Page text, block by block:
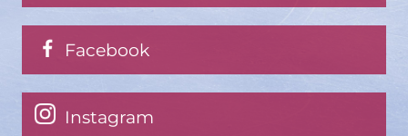
Facebook
Instagram